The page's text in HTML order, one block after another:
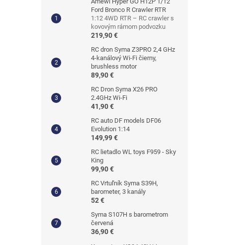
Ford Bronco R Crawler RTR
1:12 4WD RTR – RC crawler s
kovovým rámom podvozku
219,90 €
RC dron Syma Z3PRO 2,4 GHz
4-kanálový Wi-Fi čierny,
brushless motor
89,90 €
RC Dron Syma X26 PRO
2.4GHz Wi-Fi
41,90 €
RC auto DF models DF06
Evolution 1:14
149,99 €
RC lietadlo WL toys F959 - Sky
King
99,90 €
RC Vrtuľník Syma S39H,
barometer, 3 kanály
52 €
Syma S107H s barometrom
červená
36,90 €